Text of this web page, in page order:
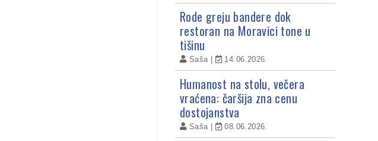
Rode greju bandere dok
restoran na Moravici tone u
tišinu
Saša 14.06.2026.
Humanost na stolu, večera
vraćena: čaršija zna cenu
dostojanstva
Saša 08.06.2026.